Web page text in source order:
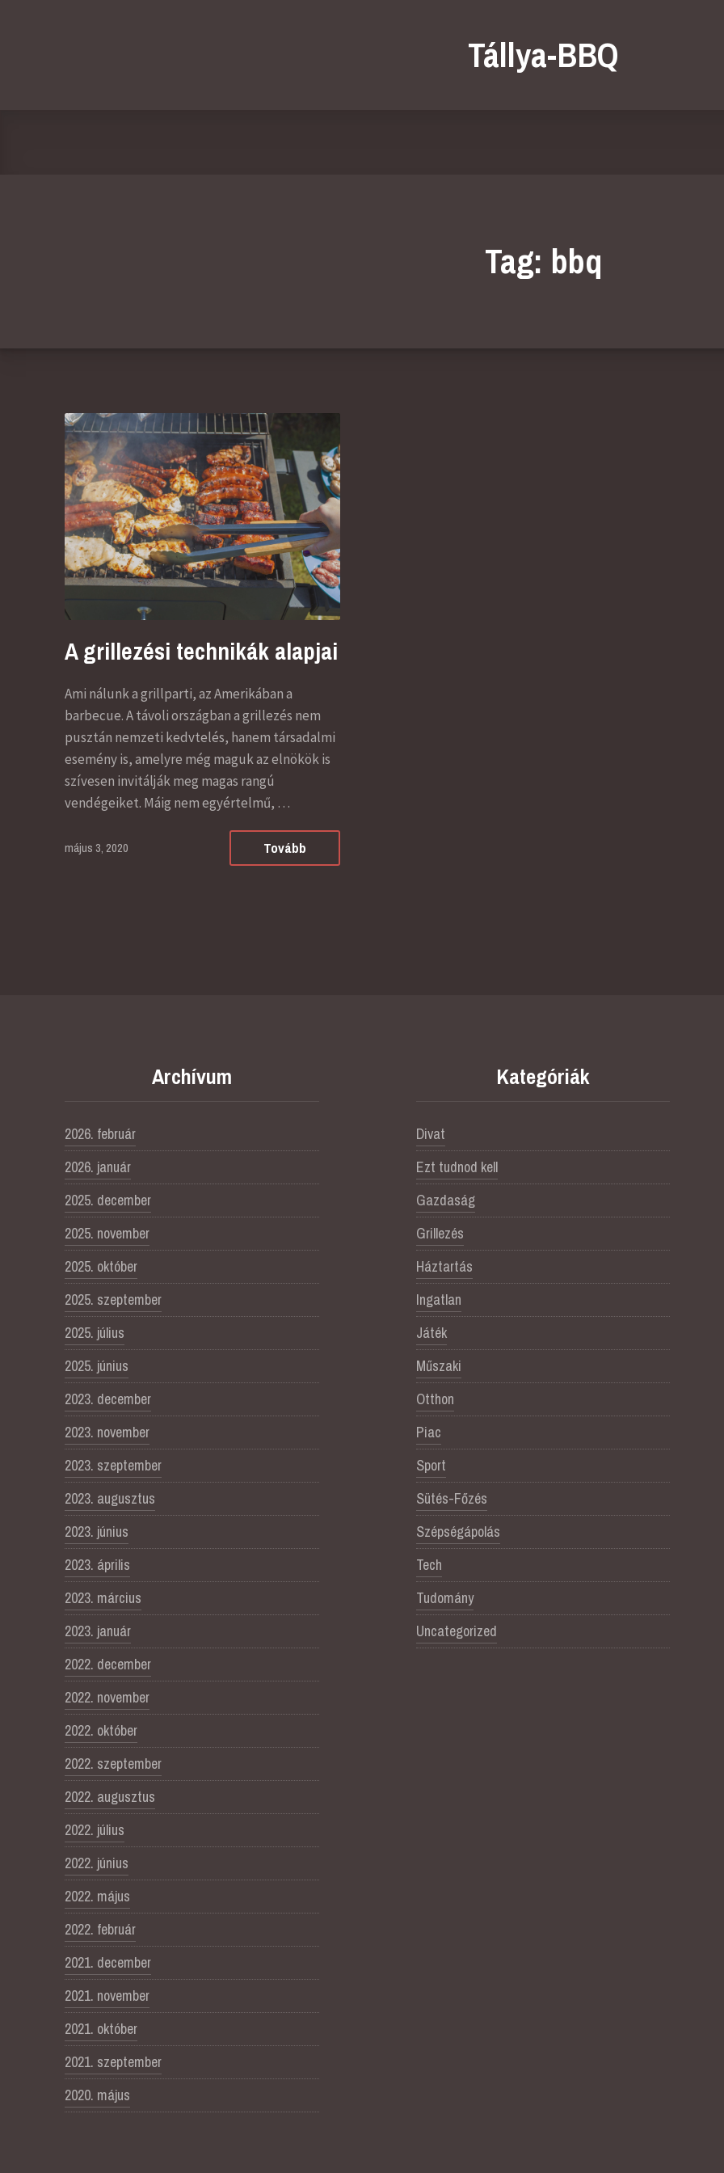
Tállya-BBQ
Tag: bbq
A grillezési technikák alapjai
Ami nálunk a grillparti, az Amerikában a
barbecue. A távoli országban a grillezés nem
pusztán nemzeti kedvtelés, hanem társadalmi
esemény is, amelyre még maguk az elnökök is
szívesen invitálják meg magas rangú
vendégeiket. Máig nem egyértelmű, …
május 3, 2020 Tovább
Archívum
2026. február
2026. január
2025. december
2025. november
2025. október
2025. szeptember
2025. július
2025. június
2023. december
2023. november
2023. szeptember
2023. augusztus
2023. június
2023. április
2023. március
2023. január
2022. december
2022. november
2022. október
2022. szeptember
2022. augusztus
2022. július
2022. június
2022. május
2022. február
2021. december
2021. november
2021. október
2021. szeptember
2020. május
Kategóriák
Divat
Ezt tudnod kell
Gazdaság
Grillezés
Háztartás
Ingatlan
Játék
Műszaki
Otthon
Piac
Sport
Sütés-Főzés
Szépségápolás
Tech
Tudomány
Uncategorized